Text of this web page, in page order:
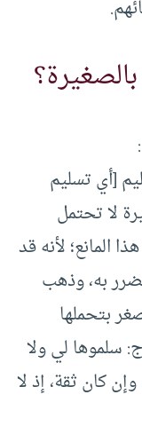
[أي تسليم
لا تحتمل
المانع؛ لأنه قد
به، وذهب
بتحملها
سلموها لي ولا
كان ثقة، إذ لا